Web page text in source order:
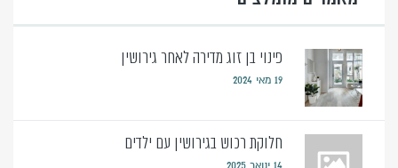
פינוי בן זוג מדירה לאחר גירושין
19 מאי 2024
חלוקת רכוש בגירושין עם ילדים